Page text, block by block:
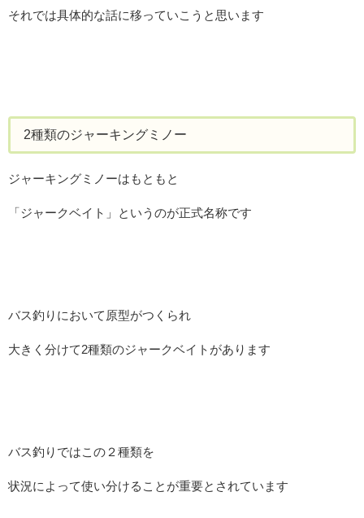
それでは具体的な話に移っていこうと思います
2種類のジャーキングミノー
ジャーキングミノーはもともと
「ジャークベイト」というのが正式名称です
バス釣りにおいて原型がつくられ
大きく分けて2種類のジャークベイトがあります
バス釣りではこの２種類を
状況によって使い分けることが重要とされています